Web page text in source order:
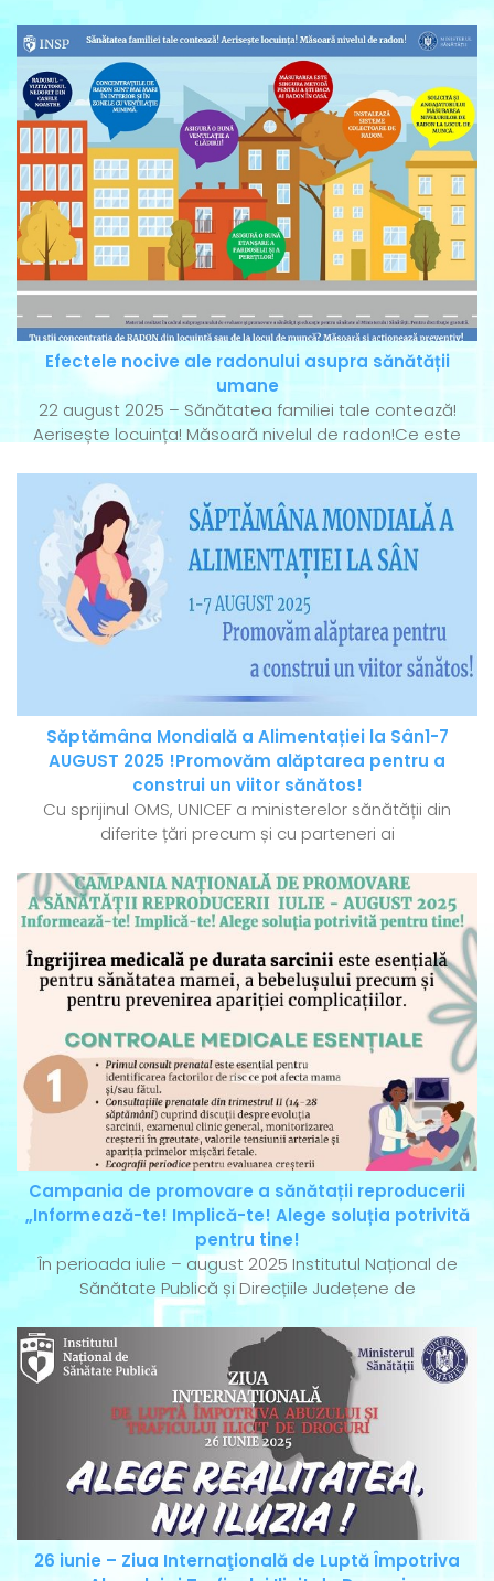
Efectele nocive ale radonului asupra sănătății
umane
22 august 2025 – Sănătatea familiei tale contează!
Aerisește locuința! Măsoară nivelul de radon!Ce este
Săptămâna Mondială a Alimentației la Sân1-7
AUGUST 2025 !Promovăm alăptarea pentru a
construi un viitor sănătos!
Cu sprijinul OMS, UNICEF a ministerelor sănătății din
diferite țări precum și cu parteneri ai
Campania de promovare a sănătații reproducerii
„Informează-te! Implică-te! Alege soluția potrivită
pentru tine!
În perioada iulie – august 2025 Institutul Național de
Sănătate Publică și Direcțiile Județene de
26 iunie – Ziua Internaţională de Luptă Împotriva